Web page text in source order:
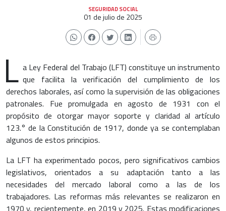
SEGURIDAD SOCIAL
01 de julio de 2025
L a Ley Federal del Trabajo (LFT) constituye un instrumento
que facilita la verificación del cumplimiento de los
derechos laborales, así como la supervisión de las obligaciones
patronales. Fue promulgada en agosto de 1931 con el
propósito de otorgar mayor soporte y claridad al artículo
123.° de la Constitución de 1917, donde ya se contemplaban
algunos de estos principios.
La LFT ha experimentado pocos, pero significativos cambios
legislativos, orientados a su adaptación tanto a las
necesidades del mercado laboral como a las de los
trabajadores. Las reformas más relevantes se realizaron en